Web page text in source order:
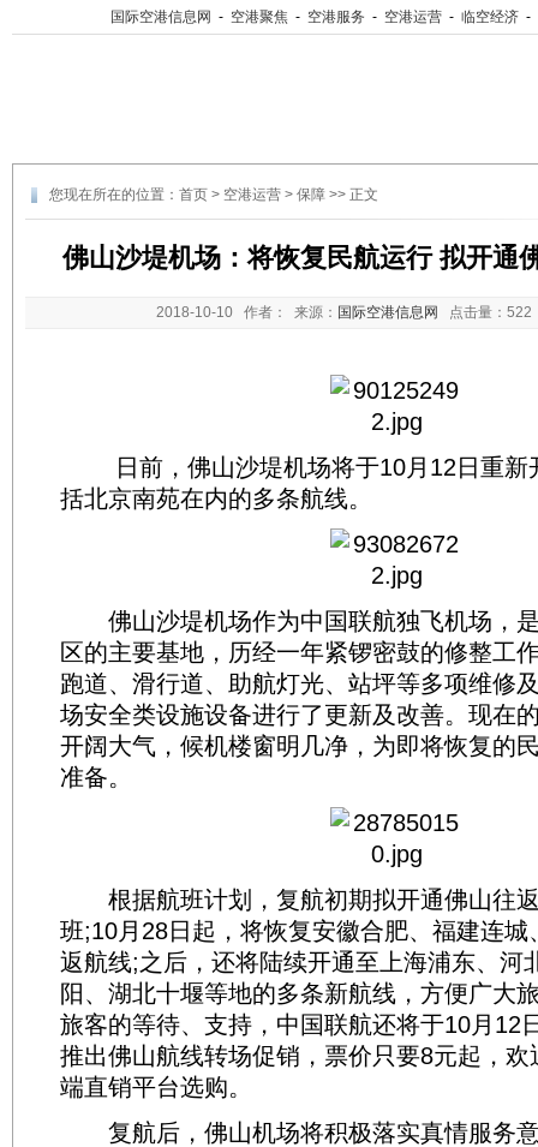
国际空港信息网 - 空港聚焦 - 空港服务 - 空港运营 - 临空经济 -
您现在所在的位置： 首页 > 空港运营 > 保障 >> 正文
佛山沙堤机场：将恢复民航运行 拟开通
2018-10-10 作者： 来源： 国际空港信息网 点击量：
日前，佛山沙堤机场将于10月12日重新
括北京南苑在内的多条航线。
佛山沙堤机场作为中国联航独飞机场，
区的主要基地，历经一年紧锣密鼓的修整工
跑道、滑行道、助航灯光、站坪等多项维修
场安全类设施设备进行了更新及改善。现在
开阔大气，候机楼窗明几净，为即将恢复的
准备。
根据航班计划，复航初期拟开通佛山往
班;10月28日起，将恢复安徽合肥、福建连城
返航线;之后，还将陆续开通至上海浦东、河
阳、湖北十堰等地的多条新航线，方便广大
旅客的等待、支持，中国联航还将于10月12
推出佛山航线转场促销，票价只要8元起，
端直销平台选购。
复航后，佛山机场将积极落实真情服务